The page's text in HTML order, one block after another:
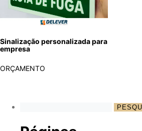
Sinalização personalizada para
empresa
ORÇAMENTO